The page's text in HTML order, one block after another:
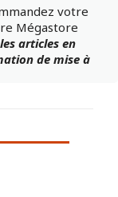
votre
Mégastore
articles en
de mise à